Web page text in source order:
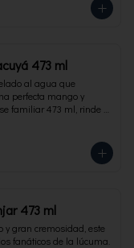
473 ml
al agua que
perfecta mango y
familiar 473 ml, rinde 4
473 ml
y gran cremosidad, este
fanáticos de la lúcuma.